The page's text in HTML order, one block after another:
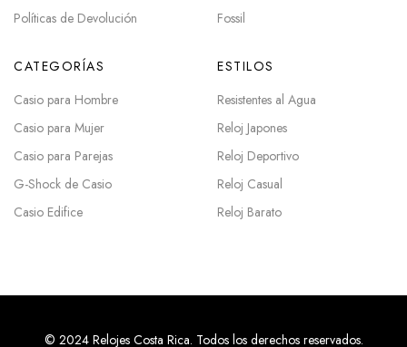
Políticas de Devolución
Fossil
CATEGORÍAS
Casio para Hombre
Casio para Mujer
Casio para Parejas
G-Shock de Casio
Casio Edifice
ESTILOS
Resistentes al Agua
Reloj Japones
Reloj Deportivo
Reloj Casual
Reloj Barato
© 2024 Relojes Costa Rica. Todos los derechos reservados.